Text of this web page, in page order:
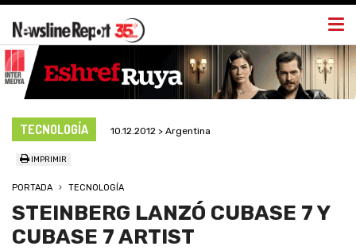
TECNOLOGÍA 10.12.2012 > Argentina
IMPRIMIR
PORTADA TECNOLOGÍA
STEINBERG LANZÓ CUBASE 7 Y
CUBASE 7 ARTIST